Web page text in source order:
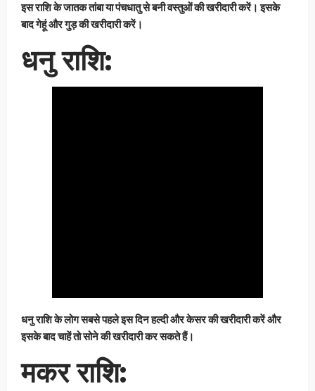
इस राशि के जातक तांबा या पंचधातु से बनी वस्तुओं की खरीदारी करें। इसके
बाद गेहूं और गुड़ की खरीदारी करें।
धनु राशि:
धनु राशि के लोग सबसे पहले इस दिन हल्दी और केसर की खरीदारी करें और
इसके बाद चाहें तो सोने की खरीदारी कर सकते हैं।
मकर राशि: